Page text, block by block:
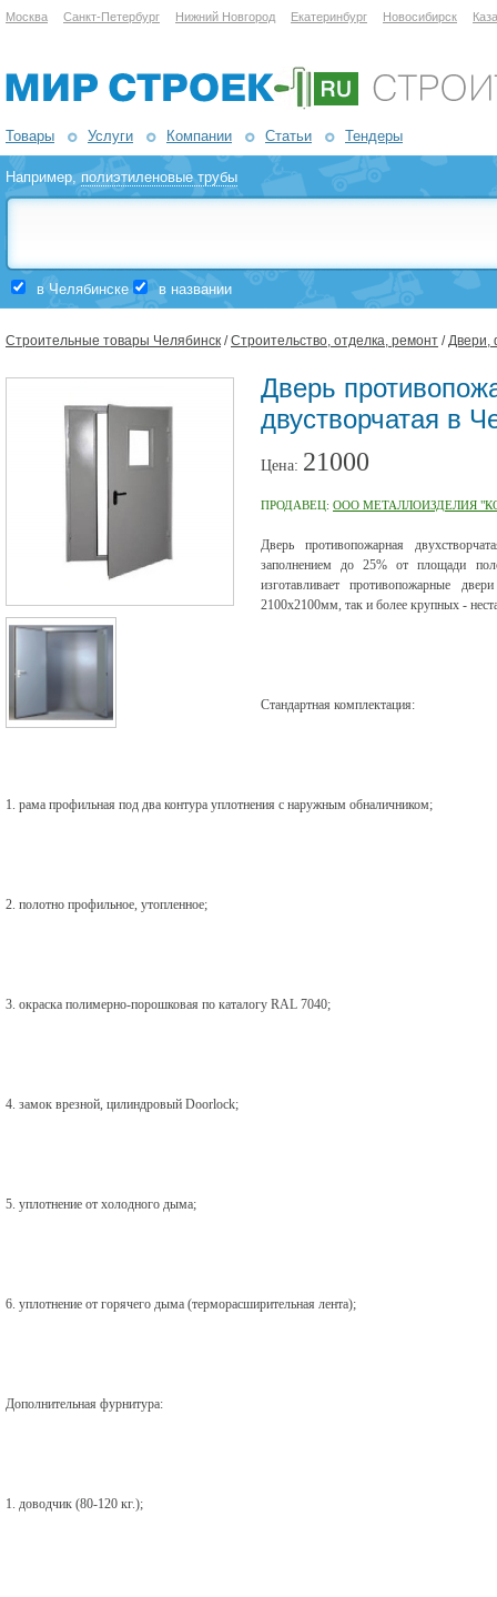
Москва Санкт-Петербург Нижний Новгород Екатеринбург Новосибирск
Товары Услуги Компании Статьи Тендеры
Например,полиэтиленовые трубы
в Челябинске в названии
Строительные товары Челябинск /Строительство, отделка, ремонт /Двери,
Дверь
двустворчатая в
Цена: 21000
ПРОДАВЕЦ: ООО МЕТАЛЛОИЗДЕЛИЯ
Дверь противопожарная
заполнением до 25% от площади
изготавливает противопожарные
2100х2100мм, так и более крупных -
Стандартная комплектация:
1. рама профильная под два контура уплотнения с наружным обналичником;
2. полотно профильное, утопленное;
3. окраска полимерно-порошковая по каталогу RAL 7040;
4. замок врезной, цилиндровый Doorlock;
5. уплотнение от холодного дыма;
6. уплотнение от горячего дыма (терморасширительная лента);
Дополнительная фурнитура:
1. доводчик (80-120 кг.);